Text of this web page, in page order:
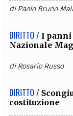
diPaolo Bruno
DIRITTO / I panni
Nazionale
diRosario Russo
DIRITTO /
costituzione